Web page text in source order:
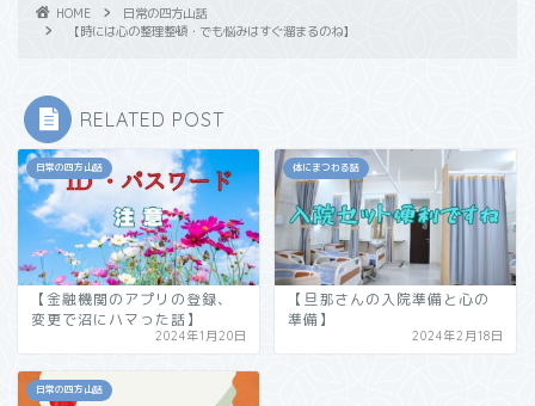
HOME
日常の四方山話
【時には心の整理整頓・でも悩みはすぐ溜まるのね】
RELATED POST
日常の四方山話
【金融機関のアプリの登録、
変更で沼にハマった話】
2024年1月20日
体にまつわる話
【旦那さんの入院準備と心の
準備】
2024年2月18日
日常の四方山話